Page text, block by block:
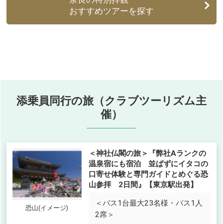
おすすめツアーを探す
添乗員同行の旅（クラブツーリズム主
催）
恐山(イメージ)
＜神社仏閣の旅＞『弊社Aランクの
温泉宿にも宿泊 並ばずにイタコの
口寄せ体験と専門ガイドとめぐる恐
山参拝 2日間』【東京駅出発】
＜バス1台最大23名様・バス1人
2席＞